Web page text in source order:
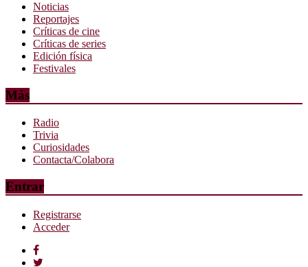
Noticias
Reportajes
Críticas de cine
Críticas de series
Edición física
Festivales
Más
Radio
Trivia
Curiosidades
Contacta/Colabora
Entrar
Registrarse
Acceder